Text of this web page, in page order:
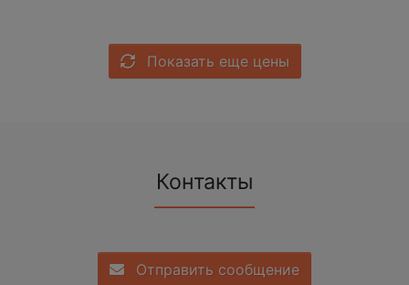
Показать еще цены
Контакты
Отправить сообщение